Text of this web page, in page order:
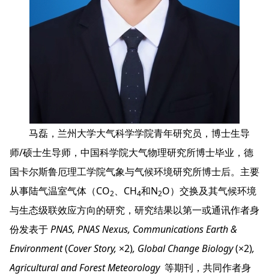
马磊，兰州大学大气科学学院青年研究员，博士生导
师/硕士生导师，中国科学院大气物理研究所博士毕业，德
国卡尔斯鲁厄理工学院气象与气候环境研究所博士后。主要
从事陆气温室气体（CO2、CH4和N2O）交换及其气候环境
与生态级联效应方向的研究，研究结果以第一或通讯作者身
份发表于PNAS, PNAS Nexus, Communications Earth &
Environment(Cover Story, ×2), Global Change Biology(×2),
Agricultural and Forest Meteorology 等期刊，共同作者身